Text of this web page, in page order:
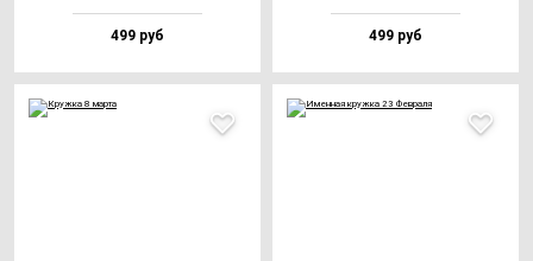
499 руб 499 руб